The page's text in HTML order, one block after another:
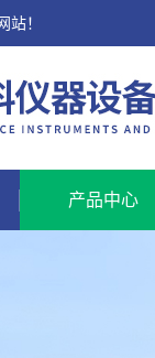
！
产品中心